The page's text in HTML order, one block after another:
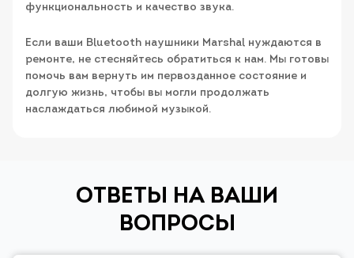
функциональность и качество звука.
Если ваши Bluetooth наушники Marshal нуждаются в
ремонте, не стесняйтесь обратиться к нам. Мы готовы
помочь вам вернуть им первозданное состояние и
долгую жизнь, чтобы вы могли продолжать
наслаждаться любимой музыкой.
ОТВЕТЫ НА ВАШИ
ВОПРОСЫ